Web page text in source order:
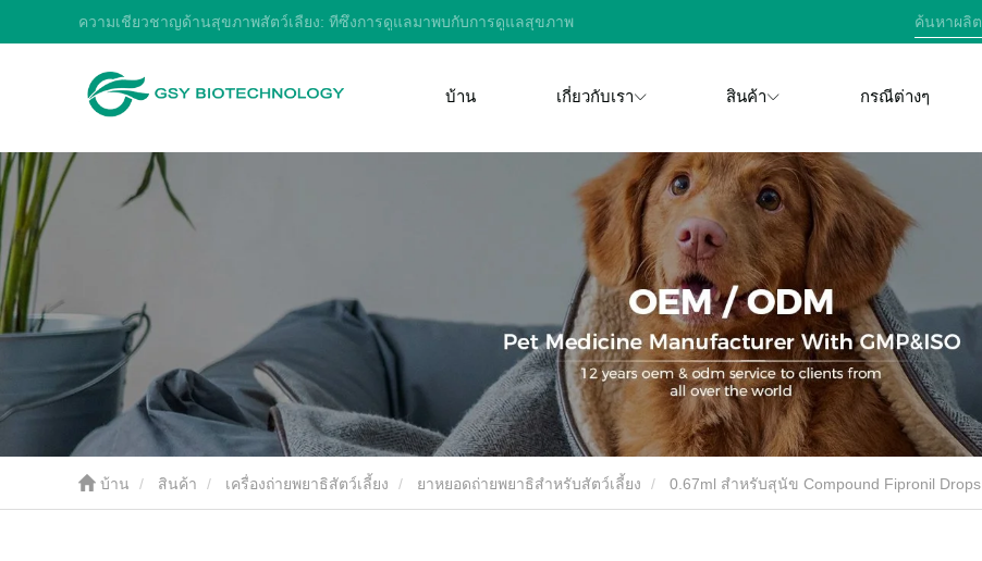
ความเชี่ยวชาญด้านสุขภาพสัตว์เลี้ยง: ที่ซึ่งการดูแลมาพบกับการดูแลสุขภาพ
บ้าน เกี่ยวกับเรา สินค้า กรณีต่างๆ
บ้าน สินค้า เครื่องถ่ายพยาธิสัตว์เลี้ยง ยาหยอดถ่ายพยาธิสำหรับสัตว์เลี้ยง 0.67ml สำหรับสุนัข Compound Fipronil Drops